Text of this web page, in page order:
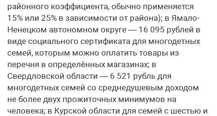
районного коэффициента, обычно применяется
15% или 25% в зависимости от района); в Ямало-
Ненецком автономном округе — 16 095 рублей в
виде социального сертификата для многодетных
семей, которым можно оплатить товары из
перечня в определённых магазинах; в
Свердловской области — 6 521 рубль для
многодетных семей со среднедушевым доходом
не более двух прожиточных минимумов на
человека; в Курской области для семей с шестью и